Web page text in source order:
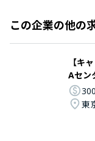
この企業の他の
【キ
Aセン
東